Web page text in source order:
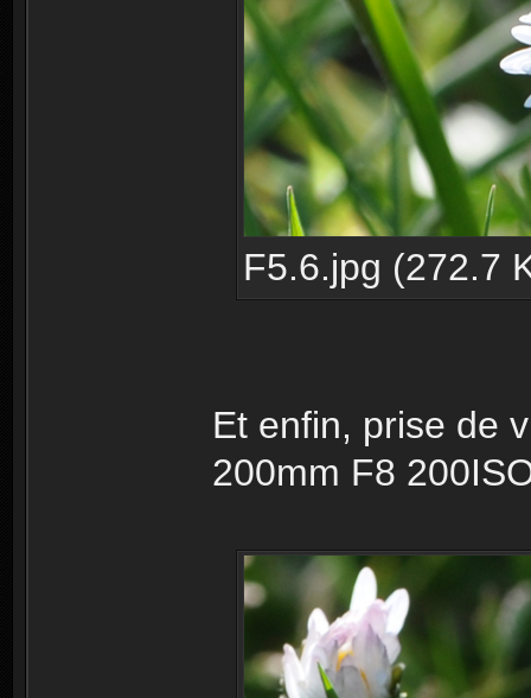
F5.6.jpg (272.7
Et enfin, prise de
200mm F8